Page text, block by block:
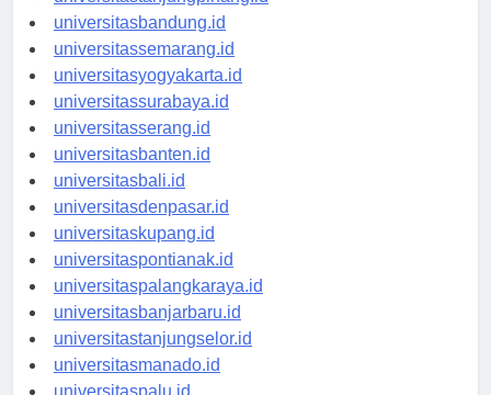
universitastanjungpinang.id
universitasbandung.id
universitassemarang.id
universitasyogyakarta.id
universitassurabaya.id
universitasserang.id
universitasbanten.id
universitasbali.id
universitasdenpasar.id
universitaskupang.id
universitaspontianak.id
universitaspalangkaraya.id
universitasbanjarbaru.id
universitastanjungselor.id
universitasmanado.id